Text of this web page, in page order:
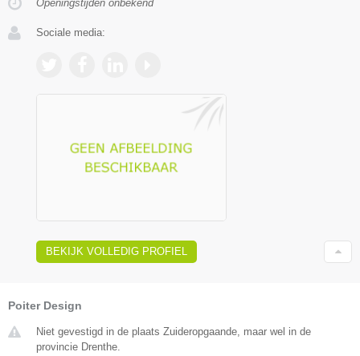
Openingstijden onbekend
Sociale media:
BEKIJK VOLLEDIG PROFIEL
Poiter Design
Niet gevestigd in de plaats Zuideropgaande, maar wel in de
provincie Drenthe.